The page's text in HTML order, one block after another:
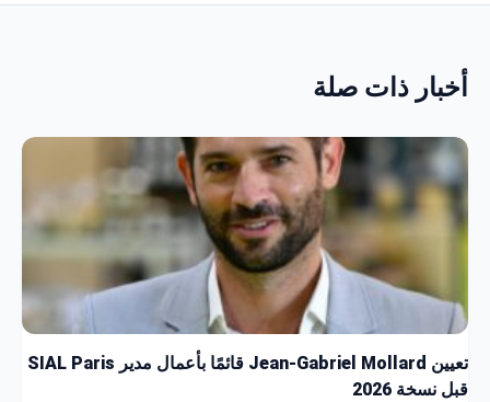
أخبار ذات صلة
تعيين Jean-Gabriel Mollard قائمًا بأعمال مدير SIAL Paris
قبل نسخة 2026